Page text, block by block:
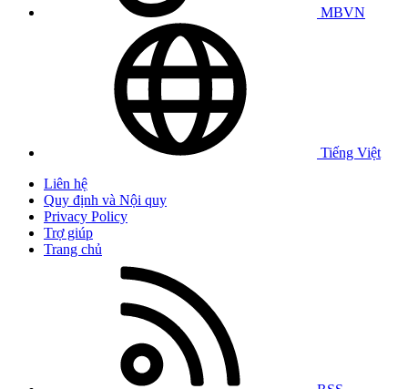
MBVN
Tiếng Việt
Liên hệ
Quy định và Nội quy
Privacy Policy
Trợ giúp
Trang chủ